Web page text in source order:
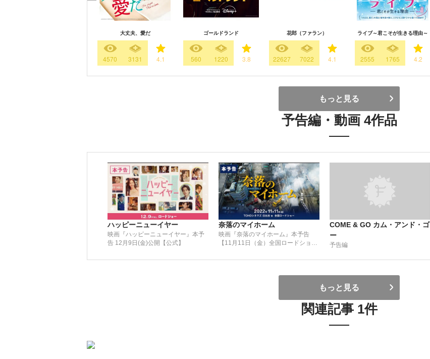
大丈夫、愛だ
4570 3131 4.1
ゴールドランド
560 1220 3.8
花郎（ファラン）
22627 7022 4.1
ライブ～君こそが生きる理由～
2555 1765 4.2
もっと見る
予告編・動画 4作品
ハッピーニューイヤー
映画『ハッピーニューイヤー』本予
告 12月9日(金)公開【公式】
奈落のマイホーム
映画『奈落のマイホーム』本予告
【11月11日（金）全国ロードショ
COME & GO カム・アンド・ゴ
ー
予告編
もっと見る
関連記事 1件